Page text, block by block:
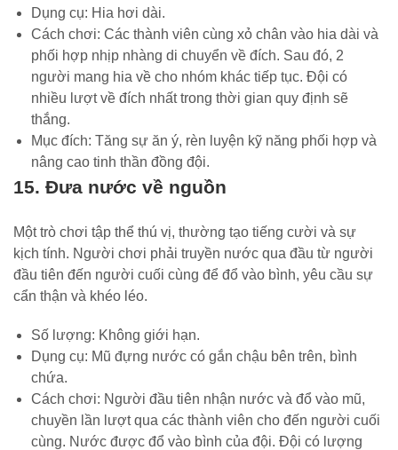
Dụng cụ: Hia hơi dài.
Cách chơi: Các thành viên cùng xỏ chân vào hia dài và
phối hợp nhịp nhàng di chuyển về đích. Sau đó, 2
người mang hia về cho nhóm khác tiếp tục. Đội có
nhiều lượt về đích nhất trong thời gian quy định sẽ
thắng.
Mục đích: Tăng sự ăn ý, rèn luyện kỹ năng phối hợp và
nâng cao tinh thần đồng đội.
15. Đưa nước về nguồn
Một trò chơi tập thể thú vị, thường tạo tiếng cười và sự
kịch tính. Người chơi phải truyền nước qua đầu từ người
đầu tiên đến người cuối cùng để đổ vào bình, yêu cầu sự
cẩn thận và khéo léo.
Số lượng: Không giới hạn.
Dụng cụ: Mũ đựng nước có gắn chậu bên trên, bình
chứa.
Cách chơi: Người đầu tiên nhận nước và đổ vào mũ,
chuyền lần lượt qua các thành viên cho đến người cuối
cùng. Nước được đổ vào bình của đội. Đội có lượng